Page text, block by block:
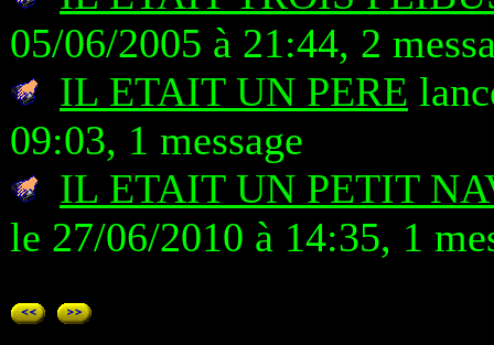
05/06/2005 à 21:44, 2
IL ETAIT UN PERE
09:03, 1 message
IL ETAIT UN PETIT
le 27/06/2010 à 14:35, 1